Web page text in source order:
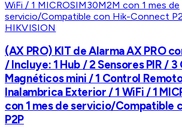
HIKVISION
(AX PRO) KIT de Alarma AX PRO
/ Incluye: 1 Hub / 2 Sensores PIR /
Magnéticos mini / 1 Control
Inalambrica Exterior / 1 WiFi / 1
con 1 mes de servicio/Compatible
P2P